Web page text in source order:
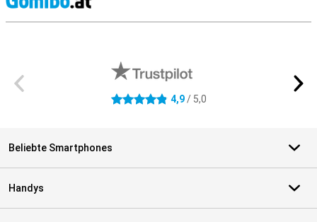
4.9 Sterne 4,9/ 5,0
Beliebte Smartphones
Handys